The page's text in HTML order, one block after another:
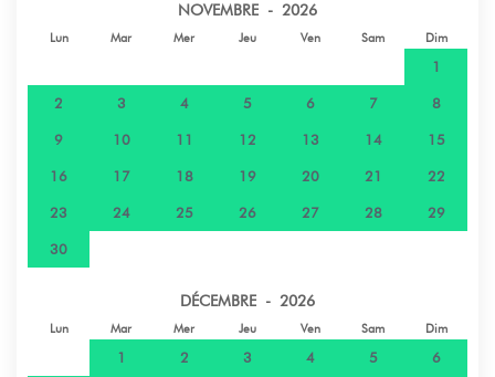
NOVEMBRE - 2026
Lun Mar Mer Jeu Ven Sam Dim
1
2 3 4 5 6 7 8
9 10 11 12 13 14 15
16 17 18 19 20 21 22
23 24 25 26 27 28 29
30
DÉCEMBRE - 2026
Lun Mar Mer Jeu Ven Sam Dim
1 2 3 4 5 6